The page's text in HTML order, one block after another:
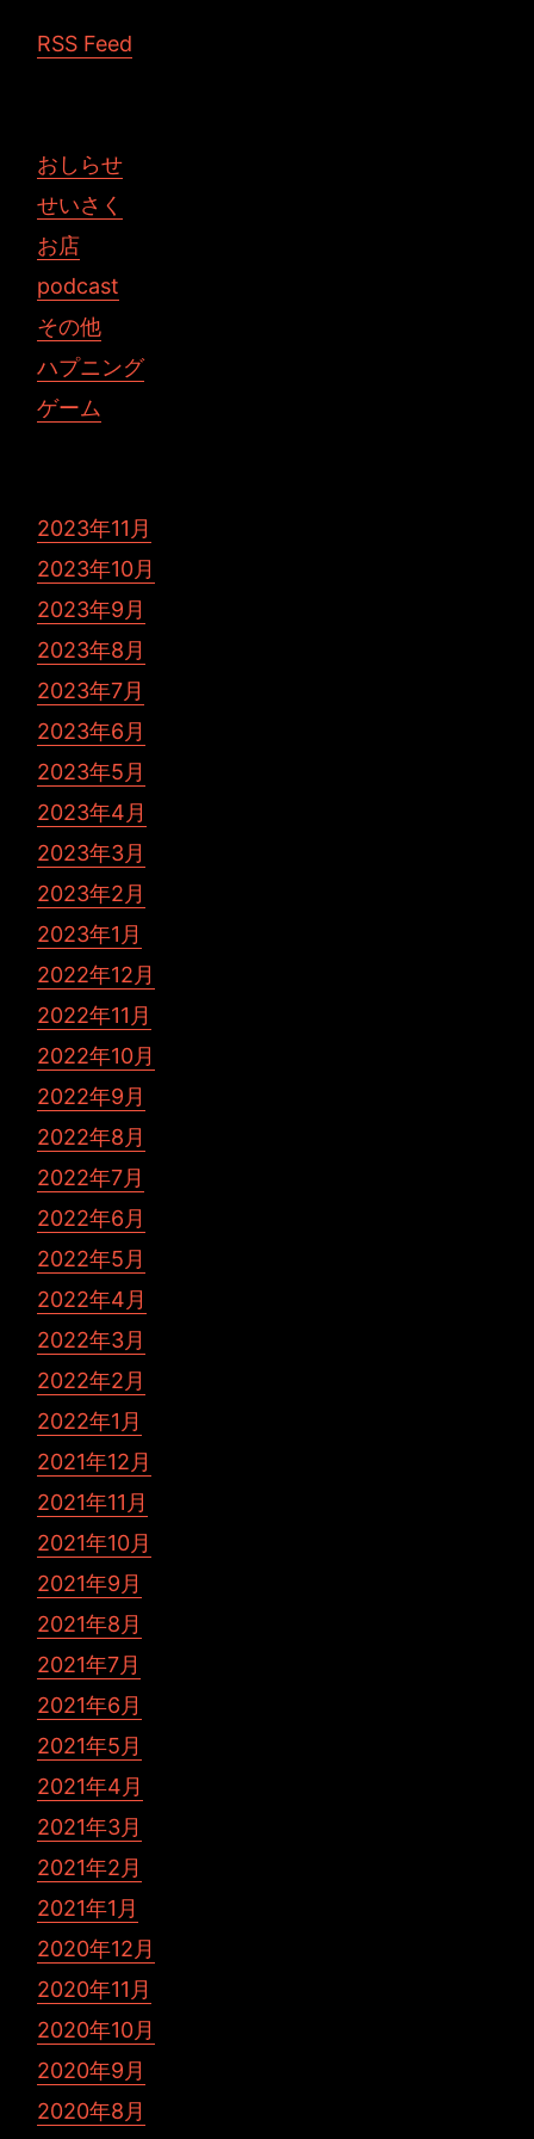
RSS Feed
おしらせ
せいさく
お店
podcast
その他
ハプニング
ゲーム
2023年11月
2023年10月
2023年9月
2023年8月
2023年7月
2023年6月
2023年5月
2023年4月
2023年3月
2023年2月
2023年1月
2022年12月
2022年11月
2022年10月
2022年9月
2022年8月
2022年7月
2022年6月
2022年5月
2022年4月
2022年3月
2022年2月
2022年1月
2021年12月
2021年11月
2021年10月
2021年9月
2021年8月
2021年7月
2021年6月
2021年5月
2021年4月
2021年3月
2021年2月
2021年1月
2020年12月
2020年11月
2020年10月
2020年9月
2020年8月